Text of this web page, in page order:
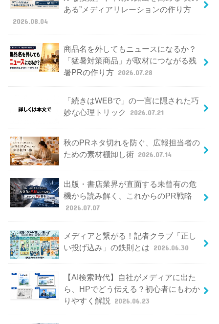
ある”メディアリレーションの作り方
2026.08.04
商品名を外してもニュースになるか？
「猛暑対策商品」が取材につながる残
暑PRの作り方 2026.07.28
「続きはWEBで」の一言に隠された巧
妙な心理トリック
2026.07.21
秋のPRネタ切れを防ぐ、広報担当者の
ための素材棚卸し術 2026.07.14
出版・書店業界が直面する未曾有の危
機から読み解く、これからのPR戦略
2026.07.07
メディアと繋がる！記者クラブ「正し
い投げ込み」の鉄則とは 2026.06.30
【AI検索時代】自社がメディアに出た
ら、HPでどう伝える？初心者にもわか
りやすく解説
2026.06.23